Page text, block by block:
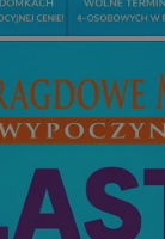
Wydajność